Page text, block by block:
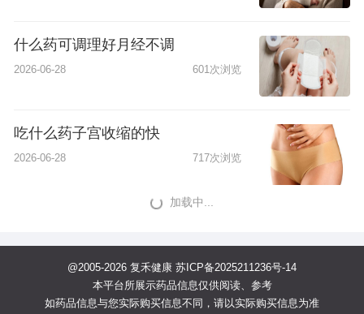
什么药可调理好月经不调
2026-06-28 601次浏览
吃什么药子宫收缩的快
2026-06-28 717次浏览
加载中...
@2005-2026 复禾健康 苏ICP备2025211236号-14
本平台所展示药品信息仅供阅读、参考
如药品信息与您实际购买信息不同，请以实际购买信息为准